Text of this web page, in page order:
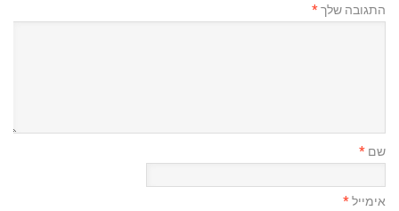
התגובה שלך*
שם *
אימייל*